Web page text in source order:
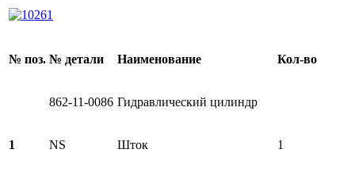
№ поз. № детали Наименование Кол-во
862-11-0086 Гидравлический цилиндр
1 NS Шток 1